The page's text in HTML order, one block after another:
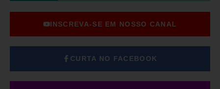
INSCREVA-SE EM NOSSO CANAL
CURTA NO FACEBOOK